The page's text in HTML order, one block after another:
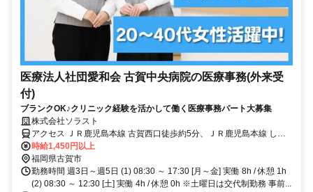
医療法人社団愛和会 古賀中央病院の医療事務(外来受
付)
ブランクOK♪クリニック経験を活かして働く医療事務パート大募集
株式会社ソラスト
アクセス ＪＲ鹿児島本線 古賀西口徒歩約5分、ＪＲ鹿児島本線 しし
ぶ西口徒歩約16分、ＪＲ鹿児島本線 千鳥西口徒歩約30分 マイカー通
勤可,敷地内全て禁煙
時給1,450円以上
福岡県古賀市
勤務時間 週3日～週5日 (1) 08:30 ～ 17:30 [月～金] 実働 8h / 休憩 1h
(2) 08:30 ～ 12:30 [土] 実働 4h / 休憩 0h ※土曜日は交代制勤務 事前...